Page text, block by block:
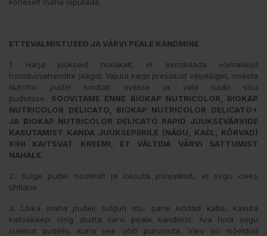
ETTEVALMISTUSED JA VÄRVI PEALE KANDMINE
1. Harja juukseid hoolikalt, et eemaldada võimalikud
hooldusvahendite jäägid. Vajuta karpi pressitud väljalõiget, sisesta
Nutrifixi pudel kindlalt avasse ja vala tuubi sisu
pudelisse. SOOVITAME ENNE BIOKAP NUTRICOLOR, BIOKAP
NUTRICOLOR DELICATO, BIOKAP NUTRICOLOR DELICATO+
JA BIOKAP NUTRICOLOR DELICATO RAPID JUUKSEVÄRVIDE
KASUTAMIST KANDA JUUKSEPIIRILE (NÄGU, KAEL, KÕRVAD)
KIHI KAITSVAT KREEMI, ET VÄLTIDA VÄRVI SATTUMIST
NAHALE.
2. Sulge pudel hoolikalt ja loksuta põhjalikult, et segu oleks
ühtlane.
3. Lõika maha pudeli sulguri ots, pane kindad kätte, kasuta
kaitsekeepi ning alusta värvi peale kandmist. Ära hoia segu
suletud pudelis, kuna see võib puruneda. Värv on mõeldud